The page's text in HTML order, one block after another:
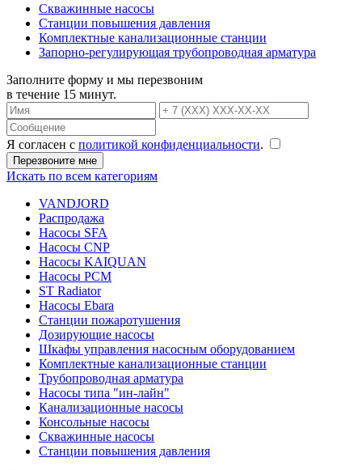
Скважинные насосы
Станции повышения давления
Комплектные канализационные станции
Запорно-регулирующая трубопроводная арматура
Заполните форму и мы перезвоним
в течение 15 минут.
Я согласен с политикой конфиденциальности.
Искать по всем категориям
VANDJORD
Распродажа
Насосы SFA
Насосы CNP
Насосы KAIQUAN
Насосы PCM
ST Radiator
Насосы Ebara
Станции пожаротушения
Дозирующие насосы
Шкафы управления насосным оборудованием
Комплектные канализационные станции
Трубопроводная арматура
Насосы типа "ин-лайн"
Канализационные насосы
Консольные насосы
Скважинные насосы
Станции повышения давления